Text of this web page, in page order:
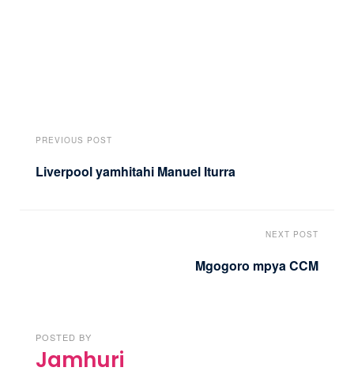
PREVIOUS POST
Liverpool yamhitahi Manuel Iturra
NEXT POST
Mgogoro mpya CCM
POSTED BY
Jamhuri